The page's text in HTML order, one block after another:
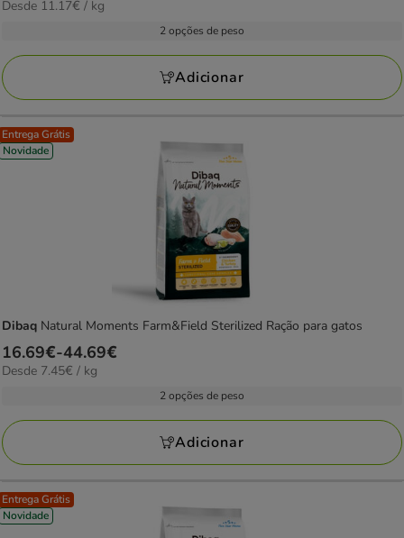
com
avaliações
de
66.99€
11.17€
Desde 11.17€ / kg
2 opções de peso
Adicionar
Entrega Grátis
Novidade
Dibaq Natural Moments Farm&Field Sterilized Ração para gatos
Preço
de
44.69€
16.69€-44.69€
7.45€
Desde 7.45€ / kg
2 opções de peso
Adicionar
Entrega Grátis
Novidade